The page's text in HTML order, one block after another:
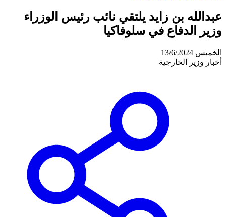
عبدالله بن زايد يلتقي نائب رئيس الوزراء
وزير الدفاع في سلوفاكيا
الخميس 13/6/2024
أخبار وزير الخارجية